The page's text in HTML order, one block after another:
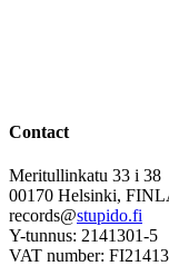
Contact
Meritullinkatu 33 i 38
00170 Helsinki,
records@stupido.fi
Y-tunnus: 2141301-5
VAT number: